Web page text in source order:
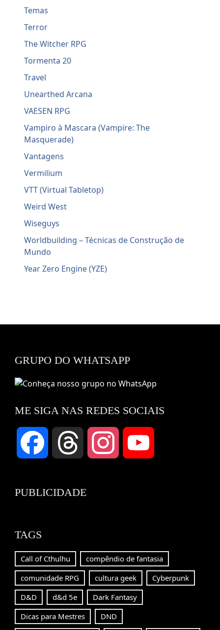
Temas
Terror
The Witcher RPG
Tormenta 20
Travel
Unearthed Arcana
VAESEN RPG
Vampiro à Mascara (Vampire: The
Masquerade)
Vantagens
Vermilium
VTT (Virtual Tabletop)
Weird West
Wiseguys
Worldbuilding – Técnicas de Construção de
Mundo
Year Zero Engine (YZE)
GRUPO DO WHATSAPP
ME SIGA NAS REDES SOCIAIS
Facebook Threads Instagram
PUBLICIDADE
TAGS
Call of Cthulhu
compêndio de fantasia
comunidade RPG
cultura geek
Cyberpunk
D&D
d&d 5e
Dark Fantasy
Dicas para Mestres
DND